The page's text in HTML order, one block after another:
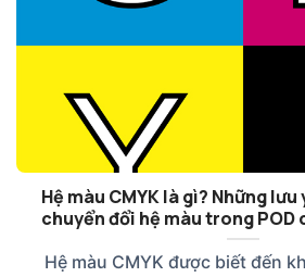
Hệ màu CMYK là gì? Những
chuyển đổi hệ màu trong
Hệ màu CMYK được biết đến